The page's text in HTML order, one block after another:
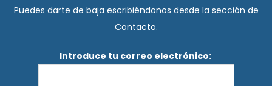
Puedes darte de baja escribiéndonos desde la sección de
Contacto.
Introduce tu correo electrónico: